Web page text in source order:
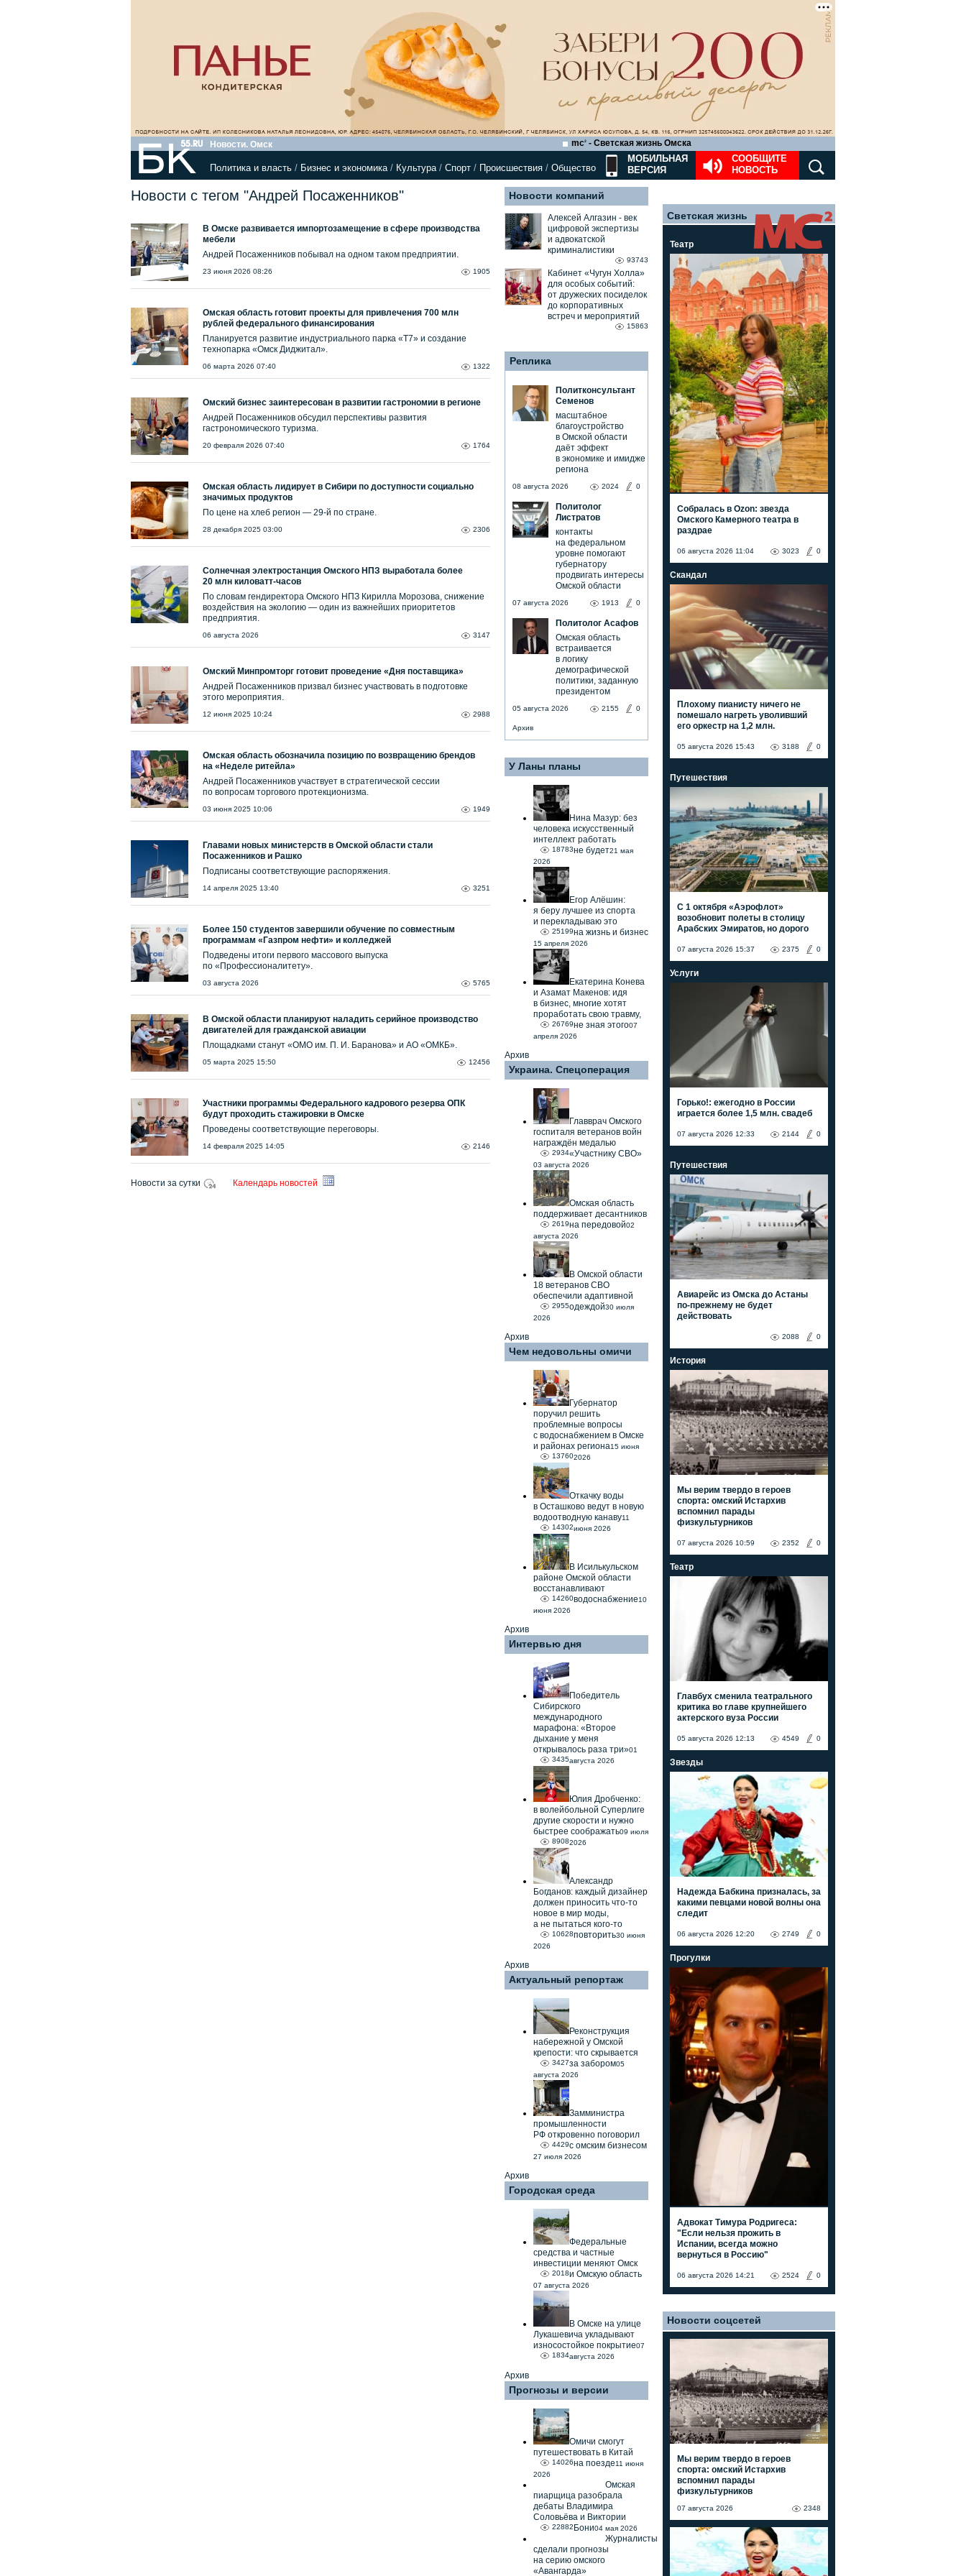
Новости. Омск mc2 - Светская жизнь Омска
Политика и власть / Бизнес и экономика/ Культура/ Спорт / Происшествия / Общество
СООБЩИТЕ
НОВОСТЬ
МОБИЛЬНАЯ
ВЕРСИЯ
Новости с тегом "Андрей Посаженников"
В Омске развивается импортозамещение в сфере производства
мебели
Андрей Посаженников побывал на одном таком предприятии.
23 июня 2026 08:26 1905
Омская область готовит проекты для привлечения 700 млн
рублей федерального финансирования
Планируется развитие индустриального парка «Т7» и создание
технопарка «Омск Диджитал».
06 марта 2026 07:40 1322
Омский бизнес заинтересован в развитии гастрономии в регионе
Андрей Посаженников обсудил перспективы развития
гастрономического туризма.
20 февраля 2026 07:40 1764
Омская область лидирует в Сибири по доступности социально
значимых продуктов
По цене на хлеб регион — 29-й по стране.
28 декабря 2025 03:00 2306
Солнечная электростанция Омского НПЗ выработала более
20 млн киловатт-часов
По словам гендиректора Омского НПЗ Кирилла Морозова, снижение
воздействия на экологию — один из важнейших приоритетов
предприятия.
06 августа 2026 3147
Омский Минпромторг готовит проведение «Дня поставщика»
Андрей Посаженников призвал бизнес участвовать в подготовке
этого мероприятия.
12 июня 2025 10:24 2988
Омская область обозначила позицию по возвращению брендов
на «Неделе ритейла»
Андрей Посаженников участвует в стратегической сессии
по вопросам торгового протекционизма.
03 июня 2025 10:06 1949
Главами новых министерств в Омской области стали
Посаженников и Рашко
Подписаны соответствующие распоряжения.
14 апреля 2025 13:40 3251
Более 150 студентов завершили обучение по совместным
программам «Газпром нефти» и колледжей
Подведены итоги первого массового выпуска
по «Профессионалитету».
03 августа 2026 5765
В Омской области планируют наладить серийное производство
двигателей для гражданской авиации
Площадками станут «ОМО им. П. И. Баранова» и АО «ОМКБ».
05 марта 2025 15:50 12456
Участники программы Федерального кадрового резерва ОПК
будут проходить стажировки в Омске
Проведены соответствующие переговоры.
14 февраля 2025 14:05 2146
Новости за сутки Календарь новостей
Новости компаний
Алексей Алгазин ⁃ век
цифровой экспертизы
и адвокатской
криминалистики
93743
Кабинет «Чугун Холла»
для особых событий:
от дружеских посиделок
до корпоративных
встреч и мероприятий
15863
Реплика
Политконсультант
Семенов
масштабное
благоустройство
в Омской области
даёт эффект
в экономике и имидже
региона
2024 0
08 августа 2026
Политолог
Листратов
контакты
на федеральном
уровне помогают
губернатору
продвигать интересы
Омской области
1913 0
07 августа 2026
Политолог Асафов
Омская область
встраивается
в логику
демографической
политики, заданную
президентом
2155 0
05 августа 2026
Архив
У Ланы планы
Нина Мазур: без
человека искусственный
интеллект работать
не будет
18783
21 мая
2026
Егор Алёшин:
я беру лучшее из спорта
и перекладываю это
на жизнь и бизнес
25199
15 апреля 2026
Екатерина Конева
и Азамат Макенов: идя
в бизнес, многие хотят
проработать свою травму,
не зная этого
26769
07
апреля 2026
Архив
Украина. Спецоперация
Главврач Омского
госпиталя ветеранов войн
награждён медалью
«Участнику СВО»
2934
03 августа 2026
Омская область
поддерживает десантников
на передовой
2619
02
августа 2026
В Омской области
18 ветеранов СВО
обеспечили адаптивной
одеждой
2955
30 июля
2026
Архив
Чем недовольны омичи
Губернатор
поручил решить
проблемные вопросы
с водоснабжением в Омске
и районах региона
13760
15 июня
2026
Откачку воды
в Осташково ведут в новую
водоотводную канаву
14302
11
июня 2026
В Исилькульском
районе Омской области
восстанавливают
водоснабжение
14260
10
июня 2026
Архив
Интервью дня
Победитель
Сибирского
международного
марафона: «Второе
дыхание у меня
открывалось раза три»
3435
01
августа 2026
Юлия Дробченко:
в волейбольной Суперлиге
другие скорости и нужно
быстрее соображать
8908
09 июля
2026
Александр
Богданов: каждый дизайнер
должен приносить что-то
новое в мир моды,
а не пытаться кого-то
повторить
10628
30 июня
2026
Архив
Актуальный репортаж
Реконструкция
набережной у Омской
крепости: что скрывается
за забором
3427
05
августа 2026
Замминистра
промышленности
РФ откровенно поговорил
с омским бизнесом
4429
27 июля 2026
Архив
Городская среда
Федеральные
средства и частные
инвестиции меняют Омск
и Омскую область
2018
07 августа 2026
В Омске на улице
Лукашевича укладывают
износостойкое покрытие
1834
07
августа 2026
Архив
Прогнозы и версии
Омичи смогут
путешествовать в Китай
на поезде
14026
11 июня
2026
Омская
пиарщица разобрала
дебаты Владимира
Соловьёва и Виктории
Бони
22882 04 мая 2026
Журналисты
сделали прогнозы
на серию омского
«Авангарда»
Светская жизнь
Театр
Собралась в Ozon: звезда
Омского Камерного театра в
раздрае
06 августа 2026 11:04 0
3023
Скандал
Плохому пианисту ничего не
помешало нагреть уволивший
его оркестр на 1,2 млн.
05 августа 2026 15:43 0
3188
Путешествия
С 1 октября «Аэрофлот»
возобновит полеты в столицу
Арабских Эмиратов, но дорого
07 августа 2026 15:37 0
2375
Услуги
Горько!: ежегодно в России
играется более 1,5 млн. свадеб
07 августа 2026 12:33 0
2144
Путешествия
Авиарейс из Омска до Астаны
по-прежнему не будет
действовать
0
2088
История
Мы верим твердо в героев
спорта: омский Истархив
вспомнил парады
физкультурников
07 августа 2026 10:59 0
2352
Театр
Главбух сменила театрального
критика во главе крупнейшего
актерского вуза России
05 августа 2026 12:13 0
4549
Звезды
Надежда Бабкина призналась, за
какими певцами новой волны она
следит
06 августа 2026 12:20 0
2749
Прогулки
Адвокат Тимура Родригеса:
"Если нельзя прожить в
Испании, всегда можно
вернуться в Россию"
06 августа 2026 14:21 0
2524
Новости соцсетей
Мы верим твердо в героев
спорта: омский Истархив
вспомнил парады
физкультурников
2348
07 августа 2026